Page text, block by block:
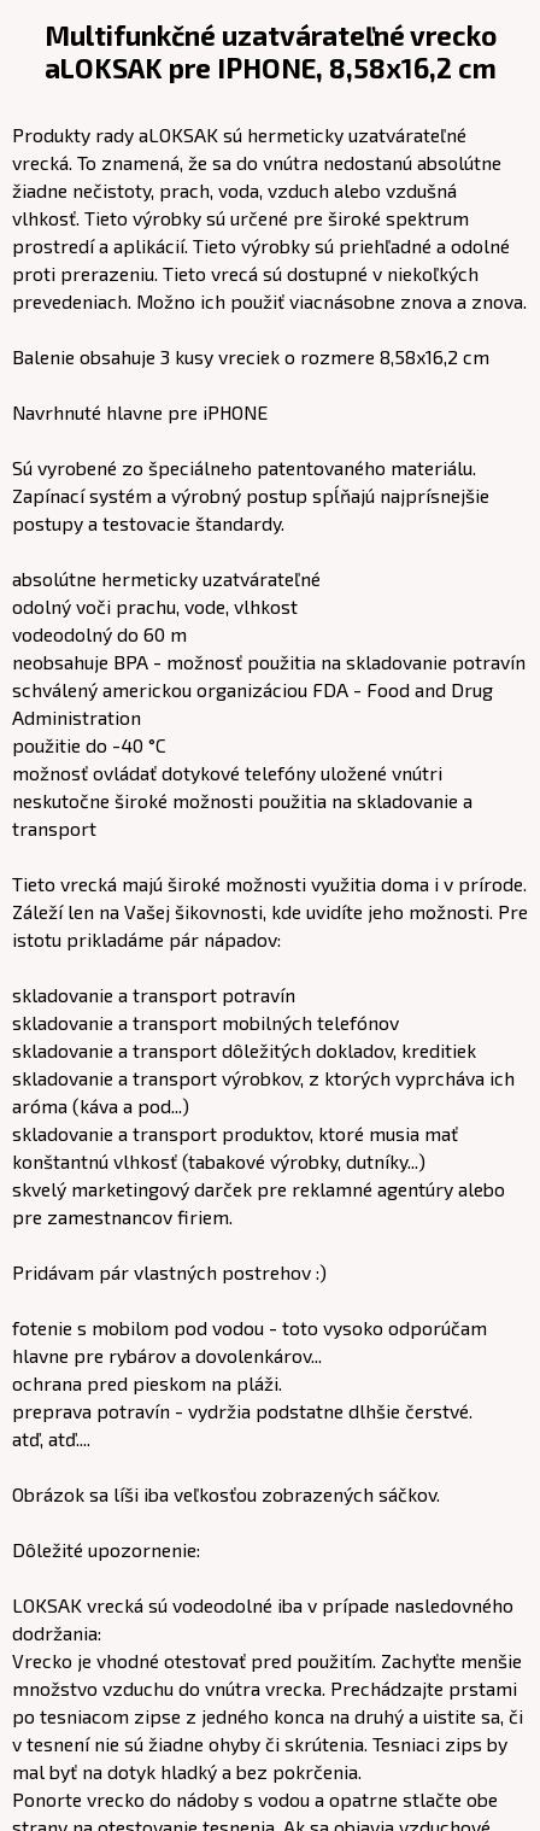
Multifunkčné uzatvárateľné vrecko
aLOKSAK pre IPHONE, 8,58x16,2 cm
Produkty rady aLOKSAK sú hermeticky uzatvárateľné
vrecká. To znamená, že sa do vnútra nedostanú absolútne
žiadne nečistoty, prach, voda, vzduch alebo vzdušná
vlhkosť. Tieto výrobky sú určené pre široké spektrum
prostredí a aplikácií. Tieto výrobky sú priehľadné a odolné
proti prerazeniu. Tieto vrecá sú dostupné v niekoľkých
prevedeniach. Možno ich použiť viacnásobne znova a znova.
Balenie obsahuje 3 kusy vreciek o rozmere 8,58x16,2 cm
Navrhnuté hlavne pre iPHONE
Sú vyrobené zo špeciálneho patentovaného materiálu.
Zapínací systém a výrobný postup spĺňajú najprísnejšie
postupy a testovacie štandardy.
absolútne hermeticky uzatvárateľné
odolný voči prachu, vode, vlhkost
vodeodolný do 60 m
neobsahuje BPA - možnosť použitia na skladovanie potravín
schválený americkou organizáciou FDA - Food and Drug
Administration
použitie do -40 °C
možnosť ovládať dotykové telefóny uložené vnútri
neskutočne široké možnosti použitia na skladovanie a
transport
Tieto vrecká majú široké možnosti využitia doma i v prírode.
Záleží len na Vašej šikovnosti, kde uvidíte jeho možnosti. Pre
istotu prikladáme pár nápadov:
skladovanie a transport potravín
skladovanie a transport mobilných telefónov
skladovanie a transport dôležitých dokladov, kreditiek
skladovanie a transport výrobkov, z ktorých vyprcháva ich
aróma (káva a pod...)
skladovanie a transport produktov, ktoré musia mať
konštantnú vlhkosť (tabakové výrobky, dutníky...)
skvelý marketingový darček pre reklamné agentúry alebo
pre zamestnancov firiem.
Pridávam pár vlastných postrehov :)
fotenie s mobilom pod vodou - toto vysoko odporúčam
hlavne pre rybárov a dovolenkárov...
ochrana pred pieskom na pláži.
preprava potravín - vydržia podstatne dlhšie čerstvé.
atď, atď....
Obrázok sa líši iba veľkosťou zobrazených sáčkov.
Dôležité upozornenie:
LOKSAK vrecká sú vodeodolné iba v prípade nasledovného
dodržania:
Vrecko je vhodné otestovať pred použitím. Zachyťte menšie
množstvo vzduchu do vnútra vrecka. Prechádzajte prstami
po tesniacom zipse z jedného konca na druhý a uistite sa, či
v tesnení nie sú žiadne ohyby či skrútenia. Tesniaci zips by
mal byť na dotyk hladký a bez pokrčenia.
Ponorte vrecko do nádoby s vodou a opatrne stlačte obe